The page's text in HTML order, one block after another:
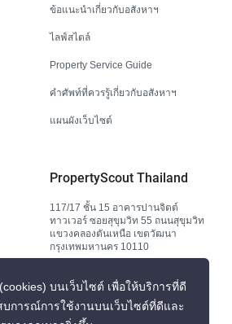
ข้อแนะนำเกี่ยวกับอสังหาฯ
ไลฟ์สไตล์
Property Service Guide
คำศัพท์ที่ควรรู้เกี่ยวกับอสังหาฯ
แผนผังเว็บไซต์
PropertyScout Thailand
117/17 ชั้น 15 อาคารปานจิตต์
ทาวเวอร์ ซอยสุขุมวิท 55 ถนนสุขุมวิท
แขวงคลองตันเหนือ เขตวัฒนา
กรุงเทพมหานคร 10110
บนเว็บไซต์ เพื่อให้บริการที่ดี
การณ์การใช้งานบนเว็บไซต์ที่ดีและ